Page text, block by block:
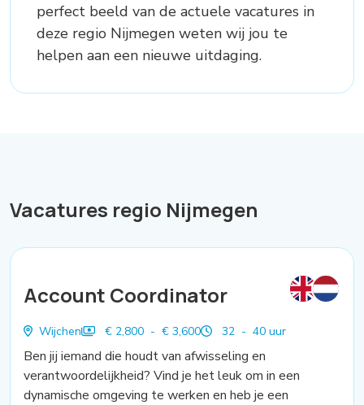
perfect beeld van de actuele vacatures in
deze regio Nijmegen weten wij jou te
helpen aan een nieuwe uitdaging.
Vacatures regio Nijmegen
Account Coordinator
Wijchen € 2,800 - € 3,600 32 - 40 uur
Ben jij iemand die houdt van afwisseling en
verantwoordelijkheid? Vind je het leuk om in een
dynamische omgeving te werken en heb je een